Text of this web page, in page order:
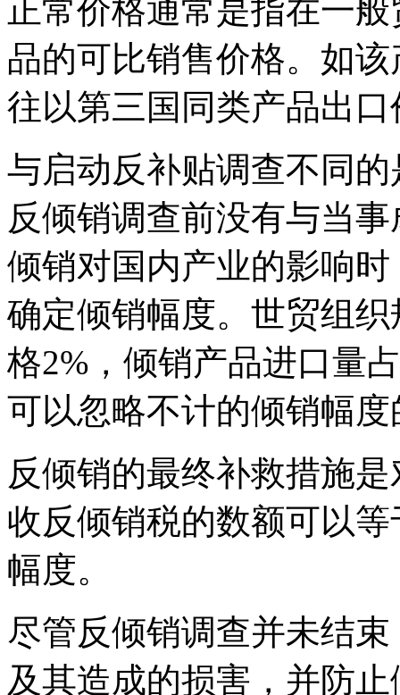
正常价格通常是指在一
品的可比销售价格。如
往以第三国同类产品出
与启动反补贴调查不同
反倾销调查前没有与当
倾销对国内产业的影响
确定倾销幅度。世贸组
格2%，倾销产品进口量
可以忽略不计的倾销幅
反倾销的最终补救措施
收反倾销税的数额可以
幅度。
尽管反倾销调查并未结
及其造成的损害，并防